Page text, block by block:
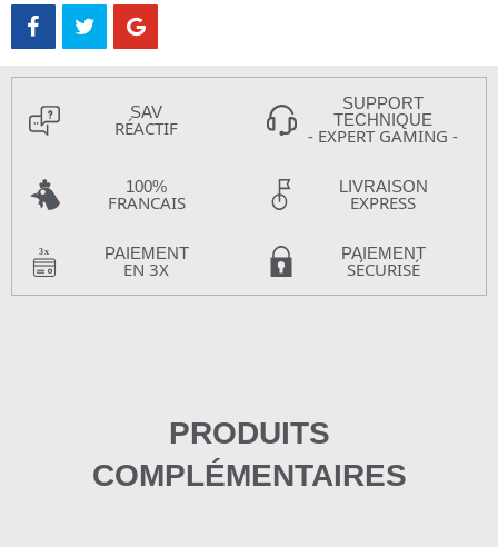
SAV
RÉACTIF
SUPPORT
TECHNIQUE
- EXPERT GAMING -
100%
FRANCAIS
LIVRAISON
EXPRESS
PAIEMENT
EN 3X
PAIEMENT
SÉCURISÉ
PRODUITS
COMPLÉMENTAIRES